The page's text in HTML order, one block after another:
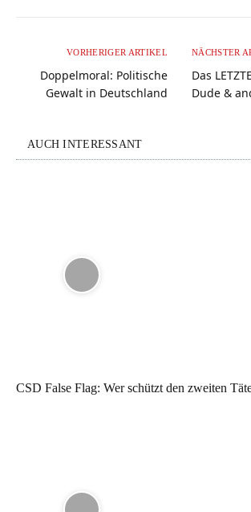
VORHERIGER ARTIKEL
Doppelmoral: Politische
Gewalt in Deutschland
NÄCHSTER
Das
Dude &
AUCH INTERESSANT
CSD False Flag: Wer schützt den zweiten